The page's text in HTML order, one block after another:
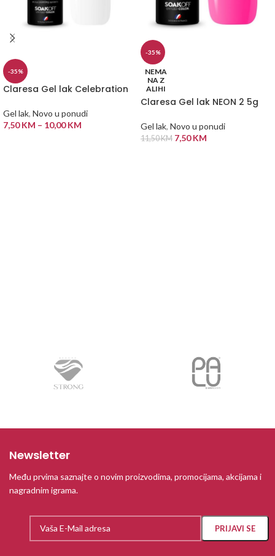
-35%
Claresa Gel lak Celebration
Gel lak, Novo u ponudi
7,50KM – 10,00KM
-35%
NEMA
NA Z
ALIHI
Claresa Gel lak NEON 2 5g
Gel lak, Novo u ponudi
11,50KM 7,50KM
Newsletter
Među prvima saznajte o novim proizvodima, promocijama, akcijama i
nagradnim igrama.